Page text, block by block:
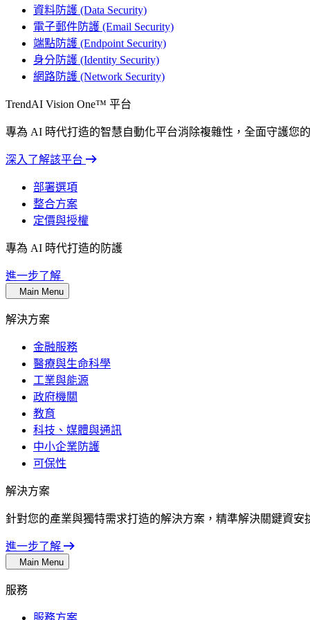
資料防護 (Data Security)
電子郵件防護 (Email Security)
端點防護 (Endpoint Security)
身分防護 (Identity Security)
網路防護 (Network Security)
TrendAI Vision One™ 平台
專為 AI 時代打造的智慧自動化平台消除複雜性，全面守護您
深入了解該平台
部署選項
整合方案
定價與授權
專為 AI 時代打造的防護
進一步了解
Main Menu
解決方案
金融服務
醫療與生命科學
工業與能源
政府機關
教育
科技、媒體與通訊
中小企業防護
可保性
解決方案
針對您的產業與獨特需求打造的解決方案，精準解決關鍵資安
進一步了解
Main Menu
服務
服務方案